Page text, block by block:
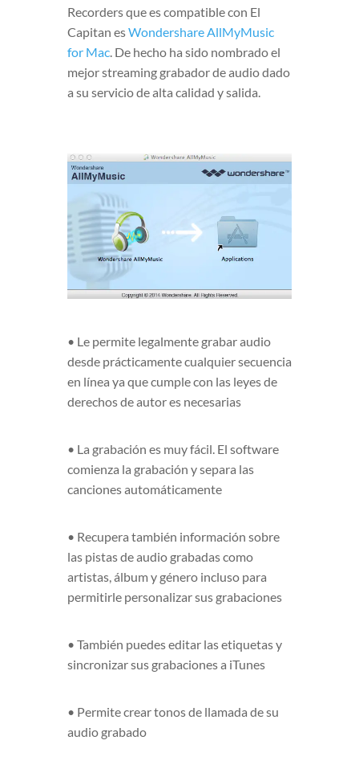
Recorders que es compatible con El
Capitan esWondershare AllMyMusic
for Mac. De hecho ha sido nombrado el
mejor streaming grabador de audio dado
a su servicio de alta calidad y salida.
• Le permite legalmente grabar audio
desde prácticamente cualquier secuencia
en línea ya que cumple con las leyes de
derechos de autor es necesarias
• La grabación es muy fácil. El software
comienza la grabación y separa las
canciones automáticamente
• Recupera también información sobre
las pistas de audio grabadas como
artistas, álbum y género incluso para
permitirle personalizar sus grabaciones
• También puedes editar las etiquetas y
sincronizar sus grabaciones a iTunes
• Permite crear tonos de llamada de su
audio grabado